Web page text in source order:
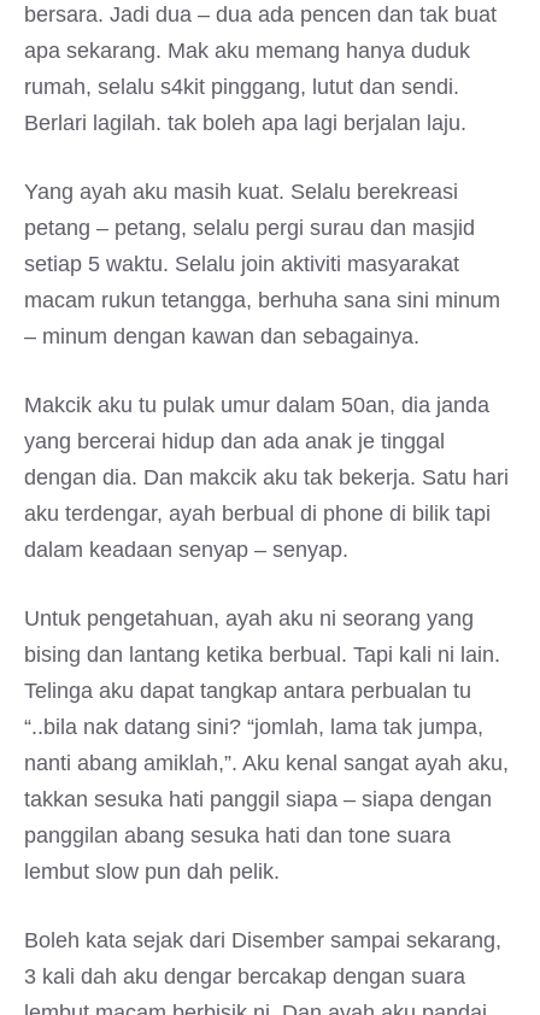
bersara. Jadi dua – dua ada pencen dan tak buat
apa sekarang. Mak aku memang hanya duduk
rumah, selalu s4kit pinggang, lutut dan sendi.
Berlari lagilah. tak boleh apa lagi berjalan laju.
Yang ayah aku masih kuat. Selalu berekreasi
petang – petang, selalu pergi surau dan masjid
setiap 5 waktu. Selalu join aktiviti masyarakat
macam rukun tetangga, berhuha sana sini minum
– minum dengan kawan dan sebagainya.
Makcik aku tu pulak umur dalam 50an, dia janda
yang bercerai hidup dan ada anak je tinggal
dengan dia. Dan makcik aku tak bekerja. Satu hari
aku terdengar, ayah berbual di phone di bilik tapi
dalam keadaan senyap – senyap.
Untuk pengetahuan, ayah aku ni seorang yang
bising dan lantang ketika berbual. Tapi kali ni lain.
Telinga aku dapat tangkap antara perbualan tu
“..bila nak datang sini? “jomlah, lama tak jumpa,
nanti abang amiklah,”. Aku kenal sangat ayah aku,
takkan sesuka hati panggil siapa – siapa dengan
panggilan abang sesuka hati dan tone suara
lembut slow pun dah pelik.
Boleh kata sejak dari Disember sampai sekarang,
3 kali dah aku dengar bercakap dengan suara